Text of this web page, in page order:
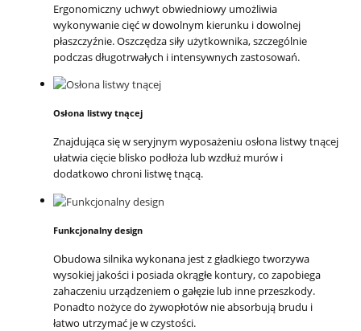
Ergonomiczny uchwyt obwiedniowy umożliwia
wykonywanie cięć w dowolnym kierunku i dowolnej
płaszczyźnie. Oszczędza siły użytkownika, szczególnie
podczas długotrwałych i intensywnych zastosowań.
Osłona listwy tnącej
Znajdująca się w seryjnym wyposażeniu osłona listwy tnącej
ułatwia cięcie blisko podłoża lub wzdłuż murów i
dodatkowo chroni listwę tnącą.
Funkcjonalny design
Obudowa silnika wykonana jest z gładkiego tworzywa
wysokiej jakości i posiada okrągłe kontury, co zapobiega
zahaczeniu urządzeniem o gałęzie lub inne przeszkody.
Ponadto nożyce do żywopłotów nie absorbują brudu i
łatwo utrzymać je w czystości.